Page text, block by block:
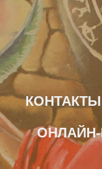
КОНТАКТЫ